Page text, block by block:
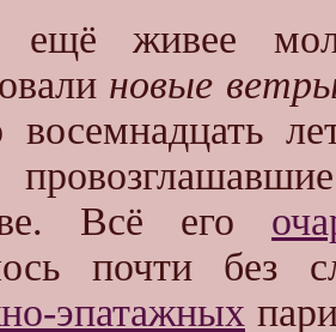
живее
новые
восемнадцать
Всё его
почти без
эпатажных